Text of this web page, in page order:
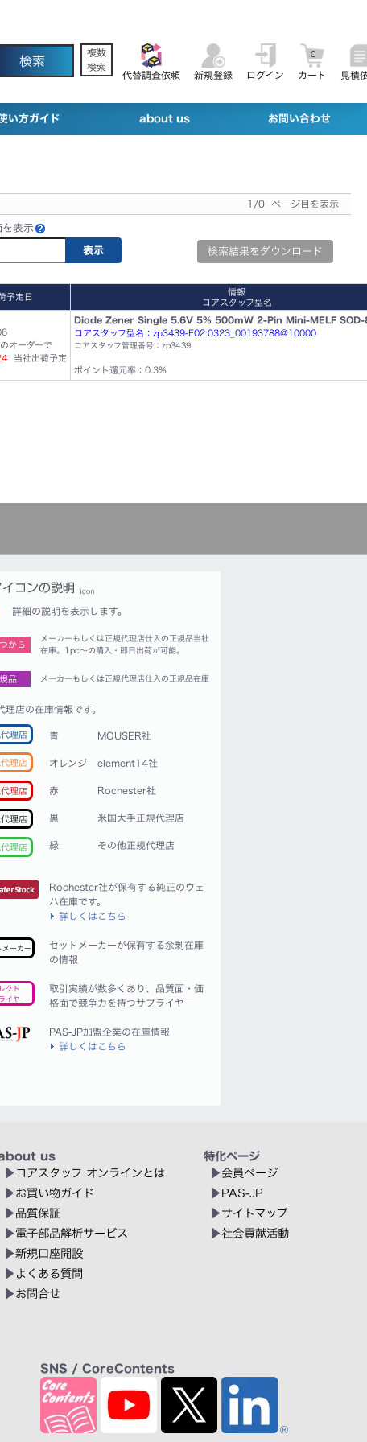
複数
検索
代替調査依頼
新規登録 ログイン カート
0
見積
い方ガイド about us お問い合わせ
1/0 ページ目を表示
表示
検索結果をダウンロード
予定日
情報
コアスタッフ型名
オーダーで
当社出荷予定
Diode Zener Single 5.6V 5% 500mW 2-Pin Mini-MELF
コアスタッフ型名：zp3439-E02:0323_00193788@10000
コアスタッフ管理番号：zp3439
ポイント還元率：0.3%
詳細の説明を表示します。
から
メーカーもしくは正規代理店仕入の正規品当社
在庫。1pc〜の購入・即日出荷が可能。
品 メーカーもしくは正規代理店仕入の正規品在庫
理店の在庫情報です。
理店
理店
理店
理店
理店
青 MOUSER社
オレンジ element14社
赤 Rochester社
黒 米国大手正規代理店
緑 その他正規代理店
Rochester社が保有する純正のウェ
ハ在庫です。
詳しくはこちら
メーカー
セットメーカーが保有する余剰在庫
の情報
クト
イヤー
取引実績が数多くあり、品質面・価
格面で競争力を持つサプライヤー
PAS-JP加盟企業の在庫情報
詳しくはこちら
us
コアスタッフ オンラインとは
お買い物ガイド
品質保証
電子部品解析サービス
新規口座開設
よくある質問
お問合せ
特化ページ
会員ページ
PAS-JP
サイトマップ
社会貢献活動
SNS / CoreContents